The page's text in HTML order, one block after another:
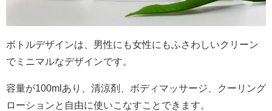
ボトルデザインは、男性にも女性にもふさわしいクリーン
でミニマルなデザインです。
容量が100ml あり、清涼剤、ボディマッサージ、クーリング
ローションと自由に使いこなすことできます。